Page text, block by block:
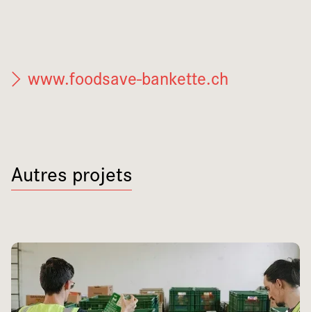
www.foodsave-bankette.ch
Autres projets